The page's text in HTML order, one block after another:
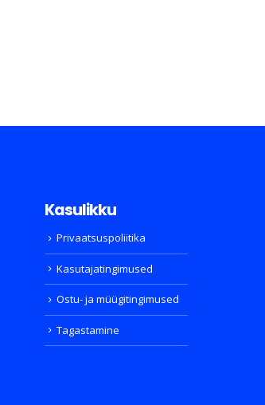
Kasulikku
Privaatsuspoliitika
Kasutajatingimused
Ostu- ja müügitingimused
Tagastamine